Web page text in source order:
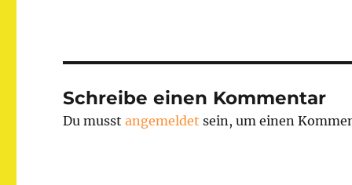
Schreibe einen Kommentar
Du musstangemeldet sein, um einen